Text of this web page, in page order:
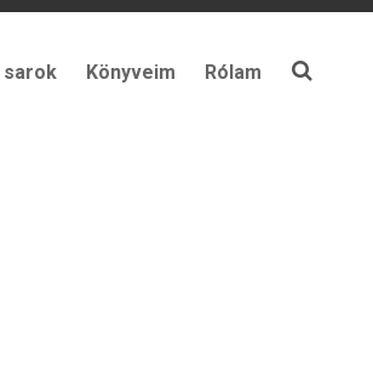
sarok Könyveim Rólam